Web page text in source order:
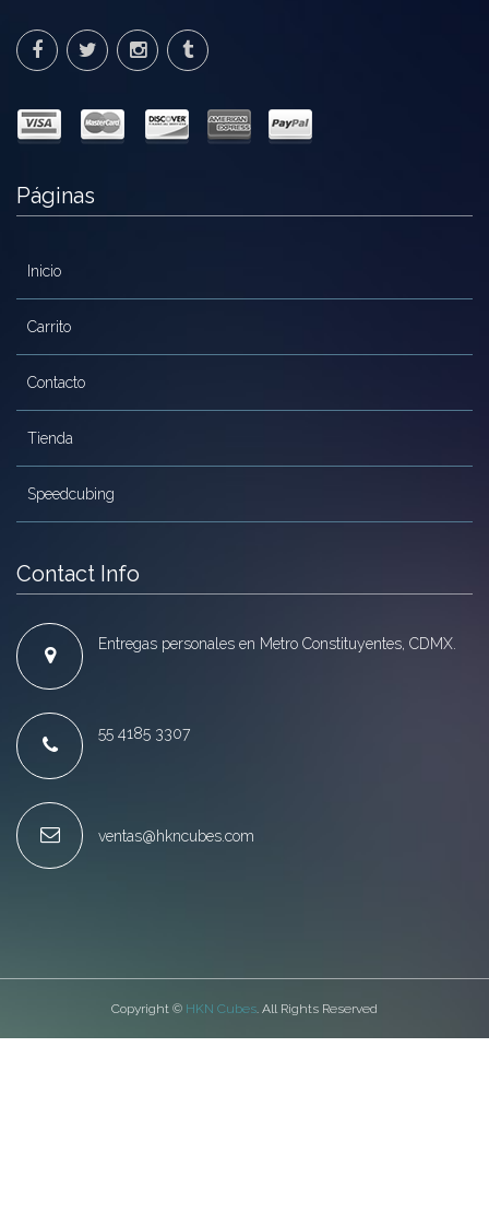
Páginas
Inicio
Carrito
Contacto
Tienda
Speedcubing
Contact Info
Entregas personales en Metro Constituyentes, CDMX.
55 4185 3307
ventas@hkncubes.com
Copyright © HKN Cubes. All Rights Reserved